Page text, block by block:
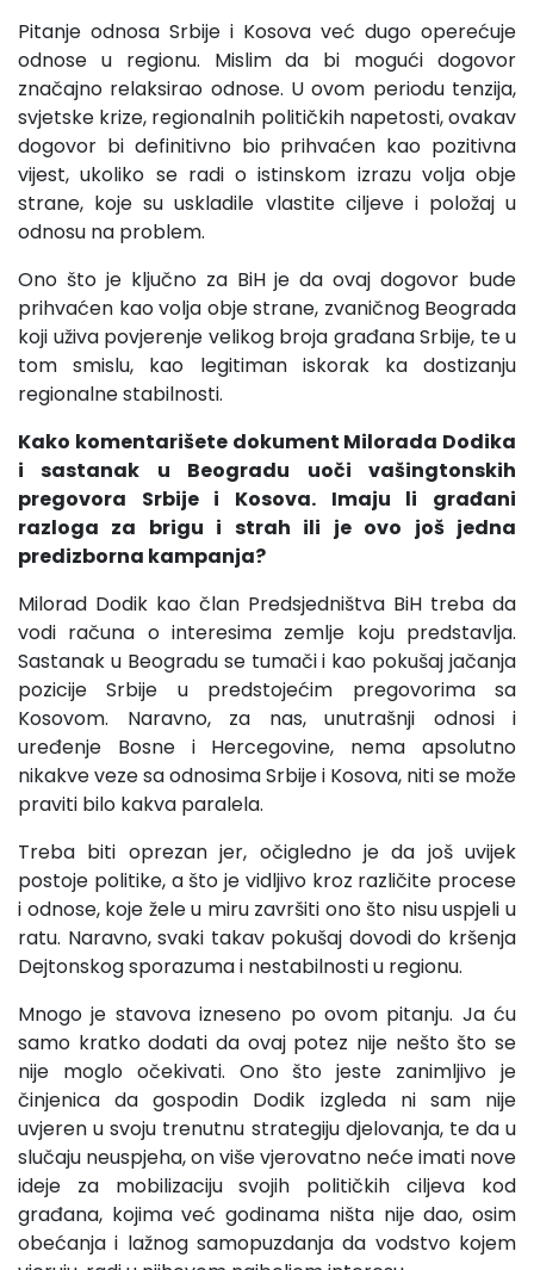
Pitanje odnosa Srbije i Kosova već dugo operećuje
odnose u regionu. Mislim da bi mogući dogovor
značajno relaksirao odnose. U ovom periodu tenzija,
svjetske krize, regionalnih političkih napetosti, ovakav
dogovor bi definitivno bio prihvaćen kao pozitivna
vijest, ukoliko se radi o istinskom izrazu volja obje
strane, koje su uskladile vlastite ciljeve i položaj u
odnosu na problem.
Ono što je ključno za BiH je da ovaj dogovor bude
prihvaćen kao volja obje strane, zvaničnog Beograda
koji uživa povjerenje velikog broja građana Srbije, te u
tom smislu, kao legitiman iskorak ka dostizanju
regionalne stabilnosti.
Kako komentarišete dokument Milorada Dodika
i sastanak u Beogradu uoči vašingtonskih
pregovora Srbije i Kosova. Imaju li građani
razloga za brigu i strah ili je ovo još jedna
predizborna kampanja?
Milorad Dodik kao član Predsjedništva BiH treba da
vodi računa o interesima zemlje koju predstavlja.
Sastanak u Beogradu se tumači i kao pokušaj jačanja
pozicije Srbije u predstojećim pregovorima sa
Kosovom. Naravno, za nas, unutrašnji odnosi i
uređenje Bosne i Hercegovine, nema apsolutno
nikakve veze sa odnosima Srbije i Kosova, niti se može
praviti bilo kakva paralela.
Treba biti oprezan jer, očigledno je da još uvijek
postoje politike, a što je vidljivo kroz različite procese
i odnose, koje žele u miru završiti ono što nisu uspjeli u
ratu. Naravno, svaki takav pokušaj dovodi do kršenja
Dejtonskog sporazuma i nestabilnosti u regionu.
Mnogo je stavova izneseno po ovom pitanju. Ja ću
samo kratko dodati da ovaj potez nije nešto što se
nije moglo očekivati. Ono što jeste zanimljivo je
činjenica da gospodin Dodik izgleda ni sam nije
uvjeren u svoju trenutnu strategiju djelovanja, te da u
slučaju neuspjeha, on više vjerovatno neće imati nove
ideje za mobilizaciju svojih političkih ciljeva kod
građana, kojima već godinama ništa nije dao, osim
obećanja i lažnog samopuzdanja da vodstvo kojem